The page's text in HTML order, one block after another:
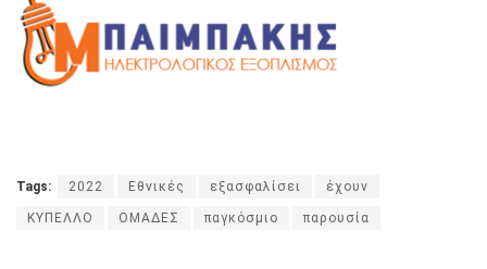
Tags: 2022 Εθνικές εξασφαλίσει έχουν
ΚΥΠΕΛΛΟ ΟΜΑΔΕΣ παγκόσμιο παρουσία